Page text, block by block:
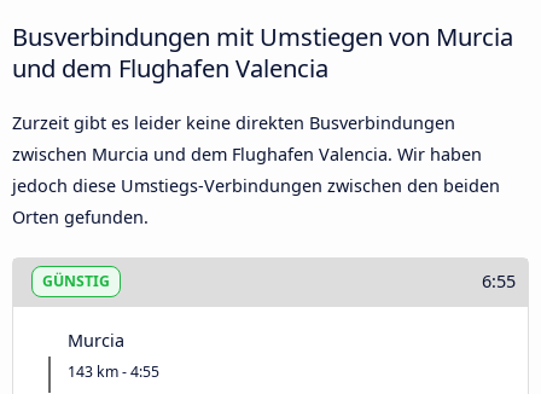
Busverbindungen mit Umstiegen von Murcia
und dem Flughafen Valencia
Zurzeit gibt es leider keine direkten Busverbindungen
zwischen Murcia und dem Flughafen Valencia. Wir haben
jedoch diese Umstiegs-Verbindungen zwischen den beiden
Orten gefunden.
GÜNSTIG 6:55
Murcia
143 km - 4:55